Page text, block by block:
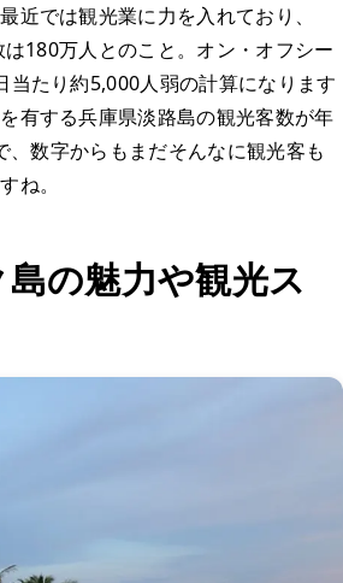
近では観光業に力を入れており、
180万人とのこと。オン・オフシー
当たり約5,000人弱の計算になります
有する兵庫県淡路島の観光客数が年
、数字からもまだそんなに観光客も
ね。
の魅力や観光ス